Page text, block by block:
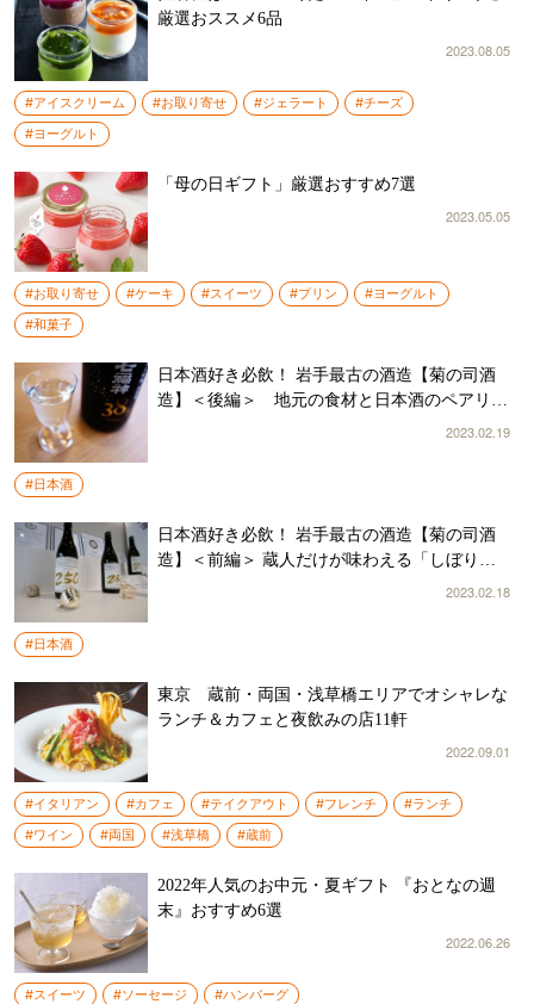
厳選おススメ6品
2023.08.05
#アイスクリーム #お取り寄せ #ジェラート
#チーズ
#ヨーグルト
「母の日ギフト」厳選おすすめ7選
2023.05.05
#お取り寄せ #ケーキ #スイーツ #プリン
#ヨーグルト
#和菓子
日本酒好き必飲！ 岩手最古の酒造【菊の司酒
造】＜後編＞ 地元の食材と日本酒のペアリン
2023.02.19
#日本酒
日本酒好き必飲！ 岩手最古の酒造【菊の司酒
造】＜前編＞ 蔵人だけが味わえる「しぼりた
2023.02.18
#日本酒
東京 蔵前・両国・浅草橋エリアでオシャレな
ランチ＆カフェと夜飲みの店11軒
2022.09.01
#イタリアン #カフェ #テイクアウト #フレンチ
#ランチ
#ワイン
#両国 #浅草橋 #蔵前
2022年人気のお中元・夏ギフト 『おとなの週
末』おすすめ6選
2022.06.26
#スイーツ #ソーセージ #ハンバーグ